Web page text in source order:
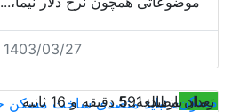
1403/03/27
مسکن
زمان مطالعه: 5 دقیقه و 16 ثانیه
تعداد بازدید: 591